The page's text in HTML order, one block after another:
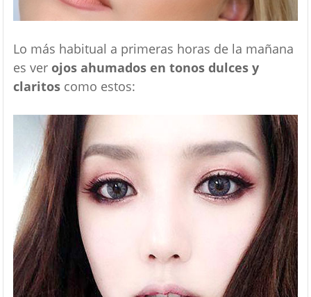
Lo más habitual a primeras horas de la mañana
es ver ojos ahumados en tonos dulces y
claritoscomo estos: